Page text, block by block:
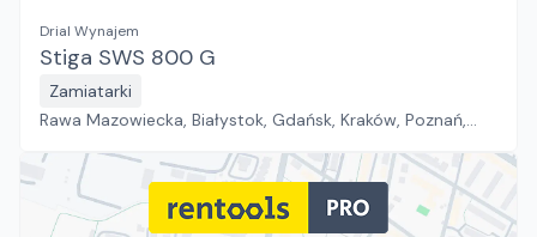
Drial Wynajem
Stiga SWS 800 G
Zamiatarki
Rawa Mazowiecka, Białystok, Gdańsk, Kraków, Poznań,
Płock, Jawor, Pabianice, Suchy Las, Zielona Góra